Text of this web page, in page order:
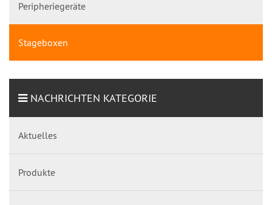
Peripheriegeräte
Stageboxen
NACHRICHTEN KATEGORIE
Aktuelles
Produkte